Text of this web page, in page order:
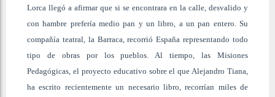
Lorca llegó a afirmar que si se encontrara en la calle, desvalido y
con hambre prefería medio pan y un libro, a un pan entero. Su
compañía teatral, la Barraca, recorrió España representando todo
tipo de obras por los pueblos. Al tiempo, las Misiones
Pedagógicas, el proyecto educativo sobre el que Alejandro Tiana,
ha escrito recientemente un necesario libro, recorrían miles de